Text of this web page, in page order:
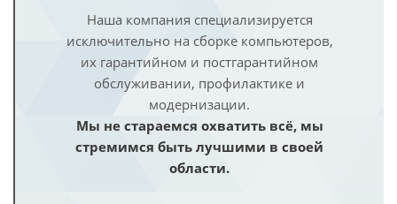
Наша компания специализируется
исключительно на сборке компьютеров,
их гарантийном и постгарантийном
обслуживании, профилактике и
модернизации.
Мы не стараемся охватить всё, мы
стремимся быть лучшими в своей
области.